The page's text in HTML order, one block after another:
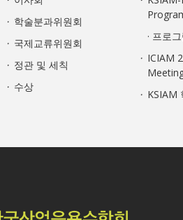
학술분과위원회
국제교류위원회
정관 및 세칙
수상
· 프로
ICIAM
KSIAM